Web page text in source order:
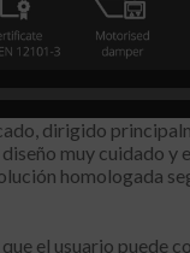
dirigido
muy cuidado y
homologada
el usuario puede